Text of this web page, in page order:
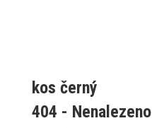
kos černý
404 - Nenalezeno